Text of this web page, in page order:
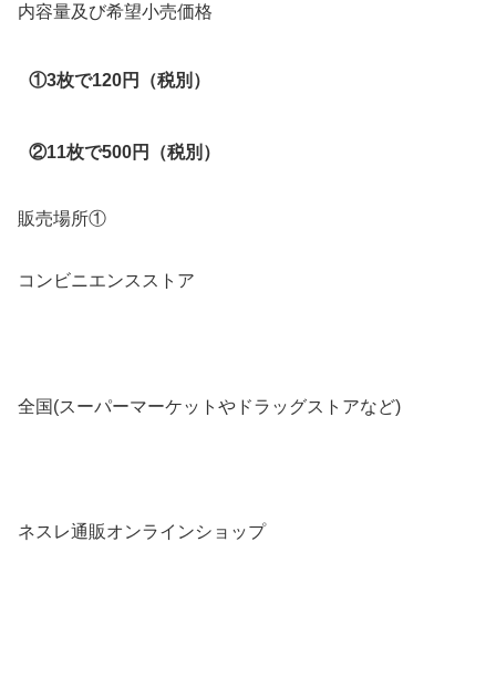
内容量及び希望小売価格
①3枚で120円（税別）
②11枚で500円（税別）
販売場所①
コンビニエンスストア
全国(スーパーマーケットやドラッグストアなど)
ネスレ通販オンラインショップ